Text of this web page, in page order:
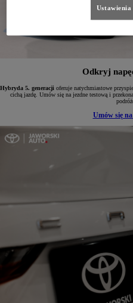
Odkryj
Hybryda 5. generacji oferuje natychmiastowe
cichą jazdę. Umów się na jezdne testową i
Umów się